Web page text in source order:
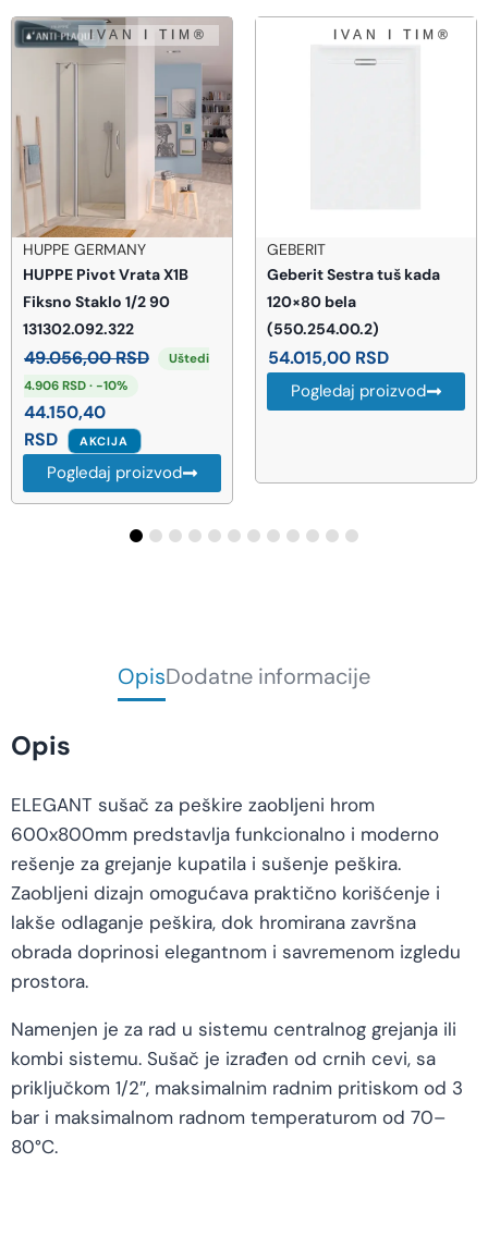
HUPPE GERMANY
HUPPE Pivot Vrata X1B
Fiksno Staklo 1/2 90
131302.092.322
49.056,00RSD
Uštedi
4.906 RSD · -10%
44.150,40
RSD
AKCIJA
Pogledaj proizvod
GEBERIT
Geberit Sestra tuš kada
120×80 bela
(550.254.00.2)
54.015,00 RSD
Pogledaj proizvod
OpisDodatne informacije
Opis
ELEGANT sušač za peškire zaobljeni hrom
600x800mm predstavlja funkcionalno i moderno
rešenje za grejanje kupatila i sušenje peškira.
Zaobljeni dizajn omogućava praktično korišćenje i
lakše odlaganje peškira, dok hromirana završna
obrada doprinosi elegantnom i savremenom izgledu
prostora.
Namenjen je za rad u sistemu centralnog grejanja ili
kombi sistemu. Sušač je izrađen od crnih cevi, sa
priključkom 1/2″, maksimalnim radnim pritiskom od 3
bar i maksimalnom radnom temperaturom od 70–
80°C.